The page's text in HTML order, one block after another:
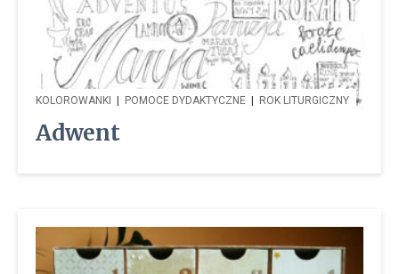
KOLOROWANKI POMOCE DYDAKTYCZNE ROK LITURGICZNY
Adwent